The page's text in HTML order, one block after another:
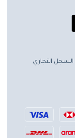
السجل التجاري